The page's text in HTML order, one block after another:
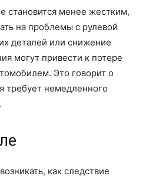
становится менее жестким,
на проблемы с рулевой
деталей или снижение
могут привести к потере
Это говорит о
требует немедленного
как следствие